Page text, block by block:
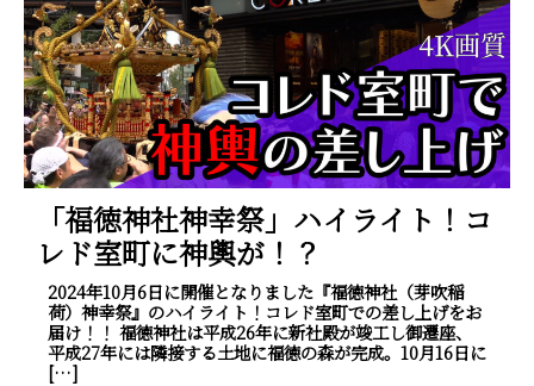
「福徳神社神幸祭」ハイライト！コ
レド室町に神輿が！？
2024年10月6日に開催となりました『福徳神社（芽吹稲
荷）神幸祭』のハイライト！コレド室町での差し上げをお
届け！！ 福徳神社は平成26年に新社殿が竣工し御遷座、
平成27年には隣接する土地に福徳の森が完成。10月16日に
[…]